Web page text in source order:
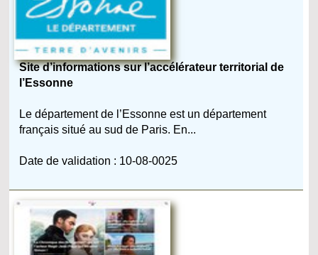
Site d’informations sur l’accélérateur territorial de
l’Essonne
Le département de l’Essonne est un département
français situé au sud de Paris. En...
Date de validation : 10-08-0025